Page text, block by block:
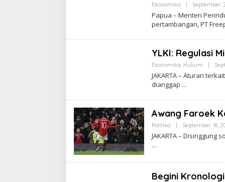
Ekonomika | September
Papua – Menteri
pertambangan, PT
YLKI: Regulasi
Ekonomika Hukum |
JAKARTA – Aturan
dianggap
Awang Faroek
Politika | September 18,
JAKARTA – Disinggung
Begini